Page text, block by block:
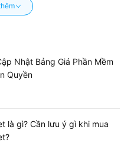
hạn
gia một cuộc họp quan
hơn 30 tab Chrome để
, kịch bản này trở nên vô
đổi qua lại giữa các
giờ phải gặp tình trạng
Nhật Bảng Giá Phần Mềm
Quyền
là gì? Cần lưu ý gì khi mua